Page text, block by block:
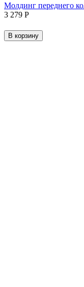
Молдинг переднего
3 279 Р
В корзину